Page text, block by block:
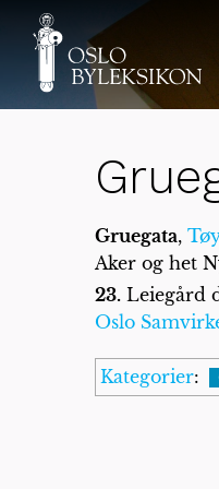
Gruegata,
Aker og het
23. Leiegård
Oslo
Kategorier: